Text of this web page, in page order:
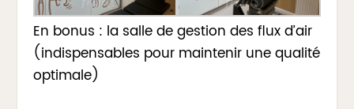
En bonus : la salle de gestion des flux d’air
(indispensables pour maintenir une qualité
optimale)